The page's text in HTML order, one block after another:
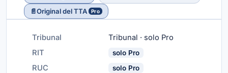
📄Original del TTA Pro
Tribunal
Tribunal · solo Pro
RIT
solo Pro
RUC solo Pro